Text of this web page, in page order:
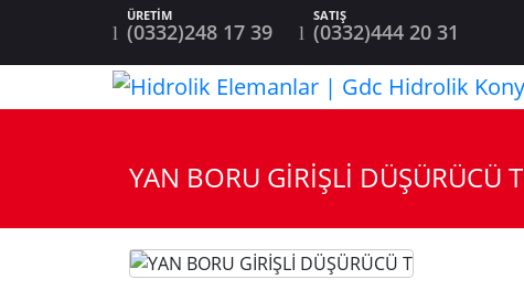
(0332)248 17 39 (0332)444 20 31
YAN BORU GİRİŞLİ DÜŞÜRÜCÜ T